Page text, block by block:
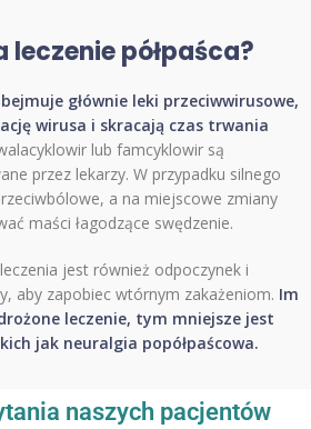
półpaśca?
głównie leki przeciwwirusowe,
wirusa i skracają czas trwania
lub famcyklowir są
przez lekarzy. W przypadku silnego
a na miejscowe zmiany
maści łagodzące swędzenie.
jest również odpoczynek i
aby zapobiec wtórnym zakażeniom. Im
leczenie, tym mniejsze jest
jak neuralgia popółpaścowa.
naszych pacjentów